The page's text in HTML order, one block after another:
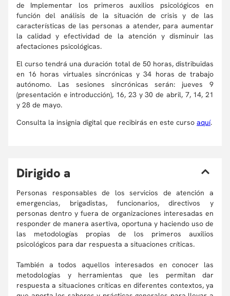
de Implementar los primeros auxilios psicológicos en
función del análisis de la situación de crisis y de las
características de las personas a atender, para aumentar
la calidad y efectividad de la atención y disminuir las
afectaciones psicológicas.
El curso tendrá una duración total de 50 horas, distribuidas
en 16 horas virtuales sincrónicas y 34 horas de trabajo
autónomo. Las sesiones sincrónicas serán: jueves 9
(presentación e introducción), 16, 23 y 30 de abril, 7, 14, 21
y 28 de mayo.
Consulta la insignia digital que recibirás en este curso aquí.
Dirigido a
Personas responsables de los servicios de atención a
emergencias, brigadistas, funcionarios, directivos y
personas dentro y fuera de organizaciones interesadas en
responder de manera asertiva, oportuna y haciendo uso de
las metodologías propias de los primeros auxilios
psicológicos para dar respuesta a situaciones críticas.
También a todos aquellos interesados en conocer las
metodologías y herramientas que les permitan dar
respuesta a situaciones críticas en diferentes contextos, ya